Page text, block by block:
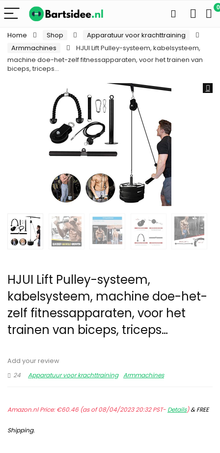
0
Home Shop
Apparatuur voor krachttraining
Armmachines
HJUI Lift Pulley-systeem, kabelsysteem,
machine doe-het-zelf fitnessapparaten, voor het trainen van
biceps, triceps…
HJUI Lift Pulley-systeem,
kabelsysteem, machine doe-het-
zelf fitnessapparaten, voor het
trainen van biceps, triceps…
Add your review
24
Apparatuur voor krachttraining Armmachines
Amazon.nl Price:€60.46(as of 08/04/2023 20:32 PST- Details)&FREE
Shipping.